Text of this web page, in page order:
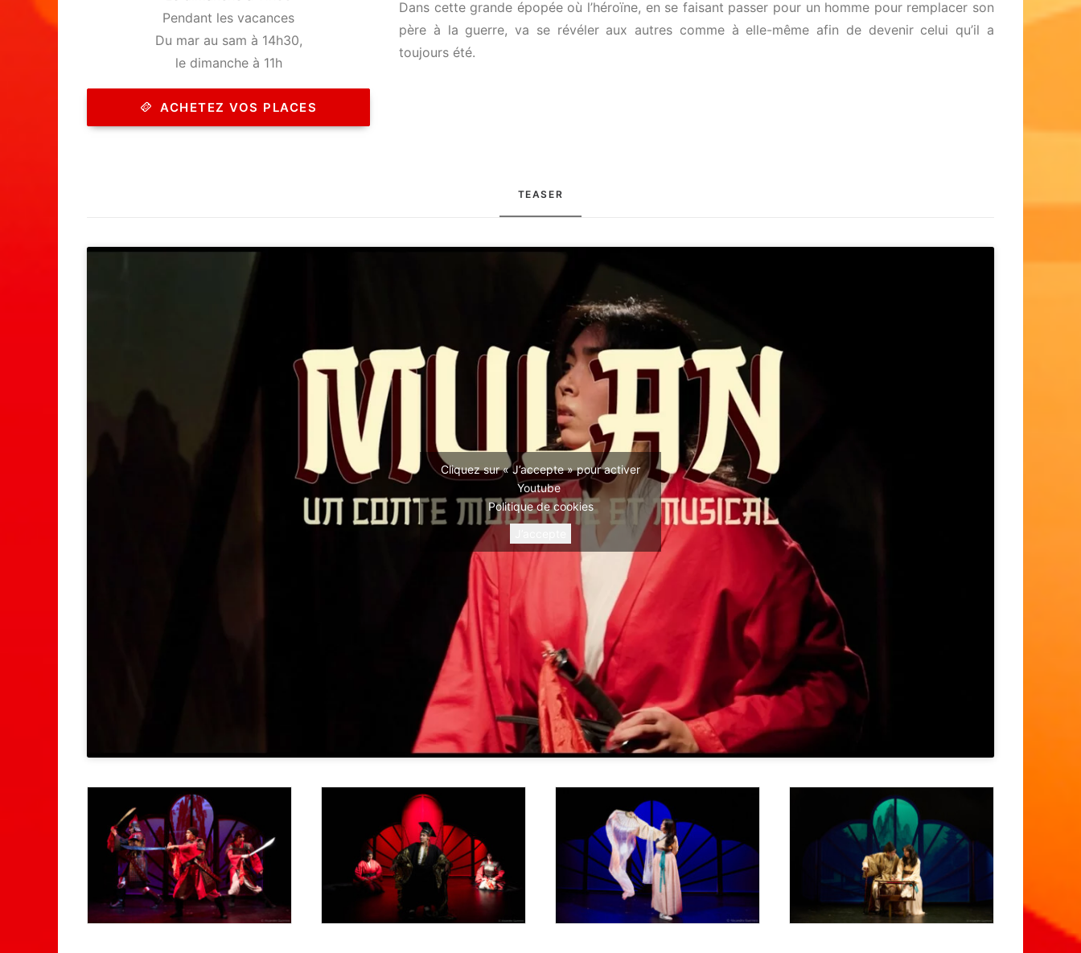
Pendant les vacances
Du mar au sam à 14h30,
le dimanche à 11h
ACHETEZ VOS PLACES
Dans cette grande épopée où l’héroïne, en se faisant passer pour un homme pour remplacer son
père à la guerre, va se révéler aux autres comme à elle-même afin de devenir celui qu’il a
toujours été.
TEASER
Cliquez sur « J’accepte » pour activer
Youtube
Politique de cookies